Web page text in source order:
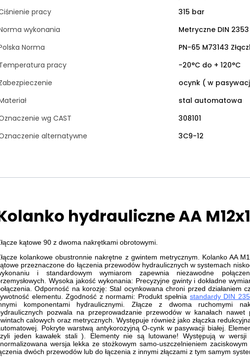
pracy
315 bar
wykonania
Metryczne DIN
Norma
PN-65 M73143
pracy
-20°C do + 120°C
ocynk ( w
stal automatowa
wg CAST
308101
alternatywne
3C9-12
hydrauliczne AA
kątowe 90 z dwoma nakrętkami obrotowymi.
kolankowe obustronnie nakrętne z gwintem metrycznym. Kolanko AA
przeznaczone do łączenia przewodów hydraulicznych w systemach
i standardowym wymiarom zapewnia niezawodne
Wysoka jakość wykonania: Precyzyjne gwinty i dokładne
Odporność na korozję: Stal ocynkowana chroni przed działaniem
elementu. Zgodność z normami: Produkt spełnia standardy DIN
komponentami hydraulicznymi. Złącze z dwoma ruchomymi
pozwala na przeprowadzanie przewodów w kanałach
calowych oraz metrycznych. Występuje również jako złączka
Pokryte warstwą antykorozyjną O-cynk w pasywacji białej.
jeden kawałek stali ). Elementy nie są lutowane! Występują w
wersja lekka ze stożkowym samo-uszczelnieniem
dwóch przewodów lub do łączenia z innymi złączami z tym samym